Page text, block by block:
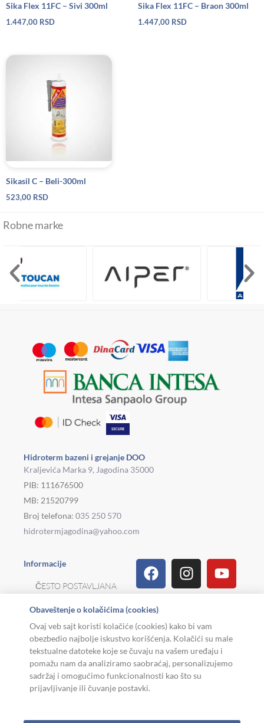
Sika Flex 11FC – Sivi 300ml
1.447,00 RSD
Sika Flex 11FC – Braon 300ml
1.447,00 RSD
Sikasil C – Beli-300ml
523,00 RSD
Robne marke
Hidroterm bazeni i grejanje DOO
Kraljevića Marka 9, Jagodina 35000
PIB: 111676500
MB: 21520799
Broj telefona: 035 250 570
hidrotermjagodina@yahoo.com
Informacije
ČESTO POSTAVLJANA
REKLAMACIJE I
POVRAT ROBE
USLOVI KORIŠĆENJA
FacebookInstagram
Linkedin
Viber
TiktokPinterest
Obaveštenje o kolačićima (cookies)
Ovaj veb sajt koristi kolačiće (cookies) kako bi vam
obezbedio najbolje iskustvo korišćenja. Kolačići su male
tekstualne datoteke koje se čuvaju na vašem uređaju i
pomažu nam da analiziramo saobraćaj, personalizujemo
sadržaj i omogućimo funkcionalnosti kao što su
prijavljivanje ili čuvanje postavki.